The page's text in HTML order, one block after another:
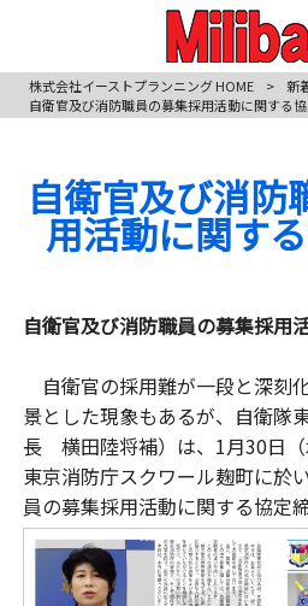
株式会社イーストプランニング HOME
> 新
自衛官及び消防職員の募集採用活動に関する
自衛官及び消防
用活動に関す
自衛官及び消防職員の募集採用
自衛官の採用難が一段と深刻
景とした現象もあるが、自衛隊
長 横田陸将補）は、1月30日
東京消防庁スクワール麹町に於
員の募集採用活動に関する協定